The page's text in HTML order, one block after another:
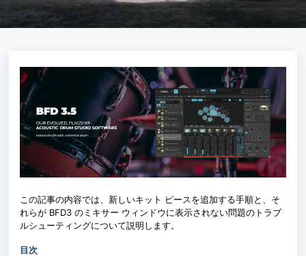
この記事の内容では、新しいキット ピースを追加する手順と、そ
れらが BFD3 のミキサー ウィンドウに表示されない問題のトラブ
ルシューティングについて説明します。
目次